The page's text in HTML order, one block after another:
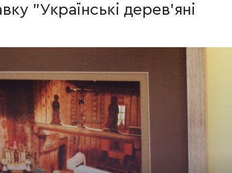
"Українські дерев'яні